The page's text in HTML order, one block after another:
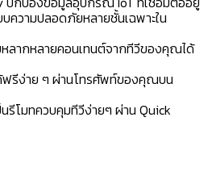
วามปลอดภัยหลายชั้นเฉพาะใน
ลากหลายคอนเทนต์จากทีวีของคุณได้
รีง่าย ๆ ผ่านโทรศัพท์ของคุณบน
โมทควบคุมทีวีง่ายๆ ผ่าน Quick